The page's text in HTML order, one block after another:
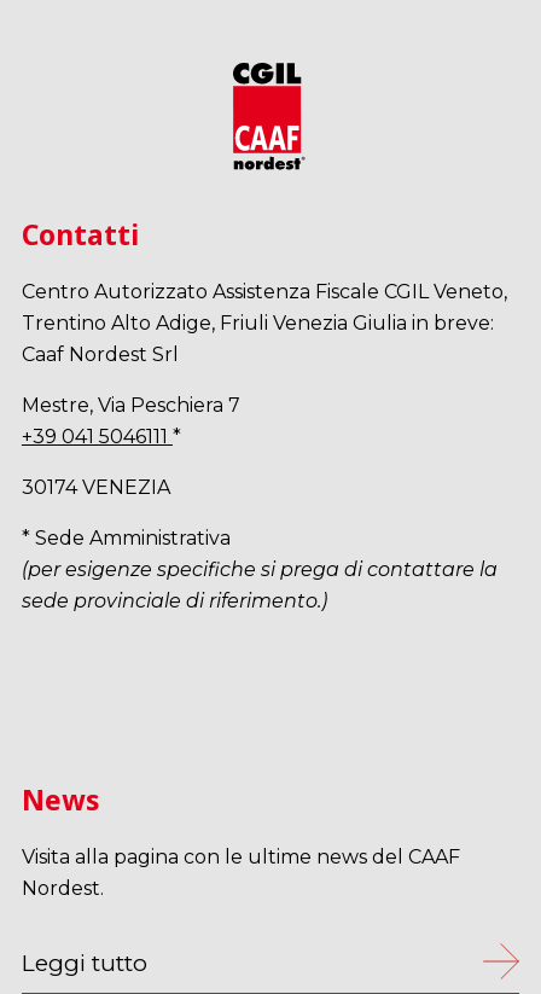
Contatti
Centro Autorizzato Assistenza Fiscale CGIL Veneto,
Trentino Alto Adige, Friuli Venezia Giulia in breve:
Caaf Nordest Srl
Mestre, Via Peschiera 7
+39 041 5046111 *
30174 VENEZIA
* Sede Amministrativa
(per esigenze specifiche si prega di contattare la
sede provinciale di riferimento.)
News
Visita alla pagina con le ultime news del CAAF
Nordest.
Leggi tutto